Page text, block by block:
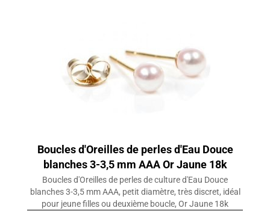
Boucles d'Oreilles de perles d'Eau Douce
blanches 3-3,5 mm AAA Or Jaune 18k
Boucles d'Oreilles de perles de culture d'Eau Douce
blanches 3-3,5 mm AAA, petit diamètre, très discret, idéal
pour jeune filles ou deuxième boucle, Or Jaune 18k